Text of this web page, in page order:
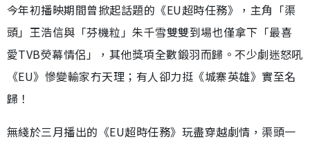
今年初播映期間曾掀起話題的《EU超時任務》，主角「渠
頭」王浩信與「芬機粒」朱千雪雙雙到場也僅拿下「最喜
愛TVB熒幕情侶」，其他獎項全數鍛羽而歸。不少劇迷怒吼
《EU》慘變輸家冇天理；有人卻力挺《城寨英雄》實至名
歸！
無綫於三月播出的《EU超時任務》玩盡穿越劇情，渠頭一